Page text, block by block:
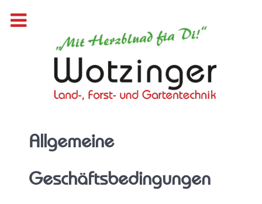
Allgemeine
Geschäftsbedingungen